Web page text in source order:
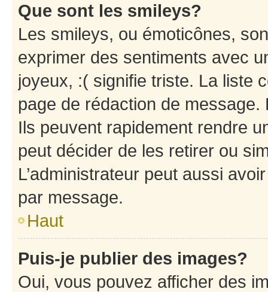
Que sont les smileys?
Les smileys, ou émoticônes,
exprimer des sentiments avec
joyeux, :( signifie triste. La liste
page de rédaction de
Ils peuvent rapidement rendre
peut décider de les retirer ou
L’administrateur peut aussi
par message.
Haut
Puis-je publier des images?
Oui, vous pouvez afficher des